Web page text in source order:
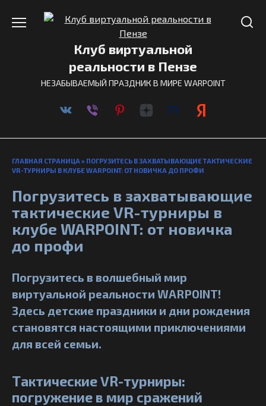
Клуб виртуальной
реальности в Пензе
НЕЗАБЫВАЕМЫЙ ПРАЗДНИК В МИРЕ WARPOINT
ГЛАВНАЯ СТРАНИЦА » ПОГРУЗИТЕСЬ В ЗАХВАТЫВАЮЩИЕ ТАКТИЧЕСКИЕ
VR-ТУРНИРЫ В КЛУБЕ WARPOINT: ОТ НОВИЧКА ДО ПРОФИ
Погрузитесь в захватывающие
тактические VR-турниры в
клубе WARPOINT: от новичка
до профи
Погрузитесь в волшебный мир
виртуальной реальности WARPOINT!
Здесь детские праздники и дни рождения
становятся настоящими приключениями
для всей семьи.
Тактические VR-турниры:
погружение в мир сражений